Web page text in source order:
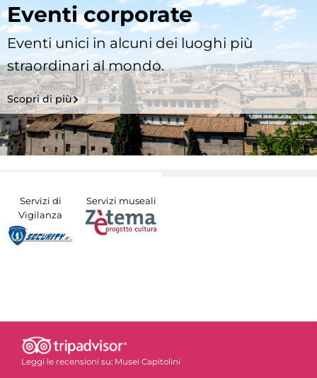
Eventi corporate
Eventi unici in alcuni dei luoghi più
straordinari al mondo.
Scopri di più
Servizi di
Vigilanza
Servizi museali
Leggi le recensioni su: Musei Capitolini